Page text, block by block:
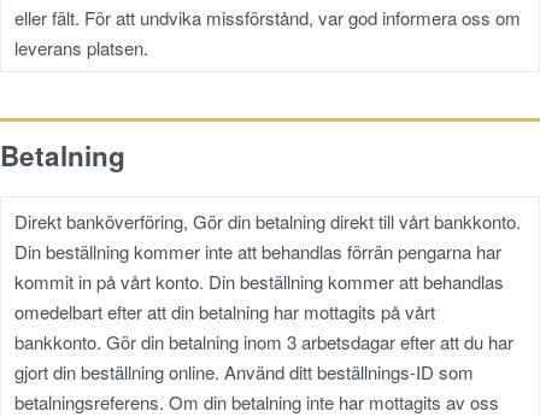
eller fält. För att undvika missförstånd, var god informera oss om
leverans platsen.
Betalning
Direkt banköverföring, Gör din betalning direkt till vårt bankkonto.
Din beställning kommer inte att behandlas förrän pengarna har
kommit in på vårt konto. Din beställning kommer att behandlas
omedelbart efter att din betalning har mottagits på vårt
bankkonto. Gör din betalning inom 3 arbetsdagar efter att du har
gjort din beställning online. Använd ditt beställnings-ID som
betalningsreferens. Om din betalning inte har mottagits av oss